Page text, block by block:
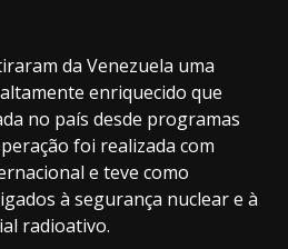
da Venezuela uma
enriquecido que
no país desde programas
foi realizada com
e teve como
à segurança nuclear e à
radioativo.